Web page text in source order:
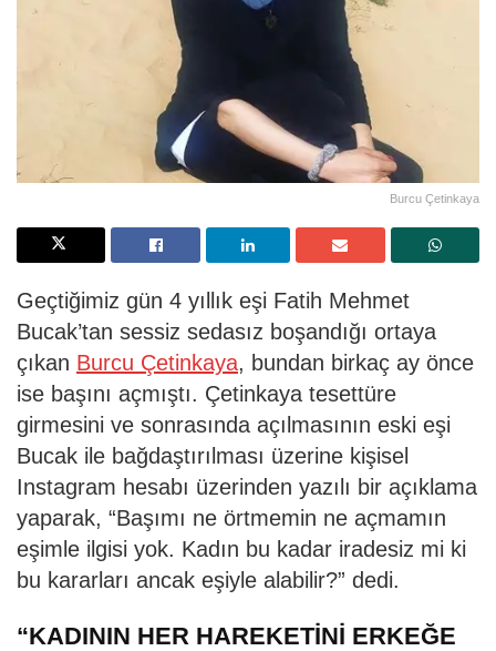
Burcu Çetinkaya
Geçtiğimiz gün 4 yıllık eşi Fatih Mehmet
Bucak’tan sessiz sedasız boşandığı ortaya
çıkan Burcu Çetinkaya, bundan birkaç ay önce
ise başını açmıştı. Çetinkaya tesettüre
girmesini ve sonrasında açılmasının eski eşi
Bucak ile bağdaştırılması üzerine kişisel
Instagram hesabı üzerinden yazılı bir açıklama
yaparak, “Başımı ne örtmemin ne açmamın
eşimle ilgisi yok. Kadın bu kadar iradesiz mi ki
bu kararları ancak eşiyle alabilir?” dedi.
“KADININ HER HAREKETİNİ ERKEĞE